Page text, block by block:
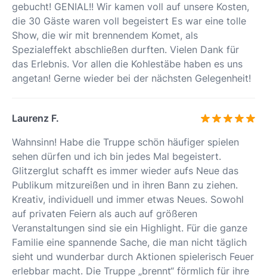
gebucht! GENIAL!! Wir kamen voll auf unsere Kosten,
die 30 Gäste waren voll begeistert Es war eine tolle
Show, die wir mit brennendem Komet, als
Spezialeffekt abschließen durften. Vielen Dank für
das Erlebnis. Vor allen die Kohlestäbe haben es uns
angetan! Gerne wieder bei der nächsten Gelegenheit!
Laurenz F.
Wahnsinn! Habe die Truppe schön häufiger spielen
sehen dürfen und ich bin jedes Mal begeistert.
Glitzerglut schafft es immer wieder aufs Neue das
Publikum mitzureißen und in ihren Bann zu ziehen.
Kreativ, individuell und immer etwas Neues. Sowohl
auf privaten Feiern als auch auf größeren
Veranstaltungen sind sie ein Highlight. Für die ganze
Familie eine spannende Sache, die man nicht täglich
sieht und wunderbar durch Aktionen spielerisch Feuer
erlebbar macht. Die Truppe „brennt“ förmlich für ihre